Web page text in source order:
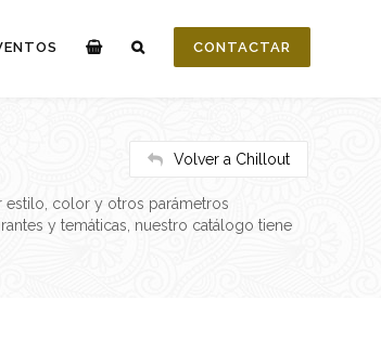
CONTACTAR
Volver a Chillout
estilo, color y otros parámetros
y temáticas, nuestro catálogo tiene